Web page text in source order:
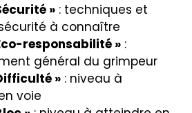
» : techniques et
à connaître
responsabilité » :
général du grimpeur
» : niveau à
voie